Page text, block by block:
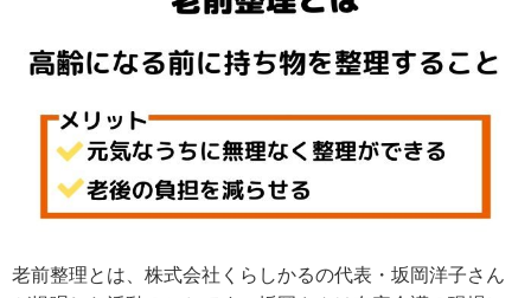
老前整理とは、株式会社くらしかるの代表・坂岡洋子さん